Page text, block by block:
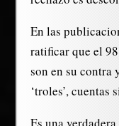
En las
ratificar que el
son en su contra
‘troles’,
Es una